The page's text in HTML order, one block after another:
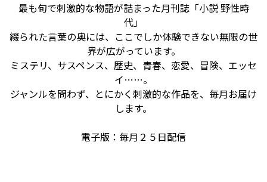
最も旬で刺激的な物語が詰まった月刊誌「小説 野性時
代」
綴られた言葉の奥には、ここでしか体験できない無限の世
界が広がっています。
ミステリ、サスペンス、歴史、青春、恋愛、冒険、エッセ
イ……。
ジャンルを問わず、とにかく刺激的な作品を、毎月お届け
します。
電子版：毎月２５日配信